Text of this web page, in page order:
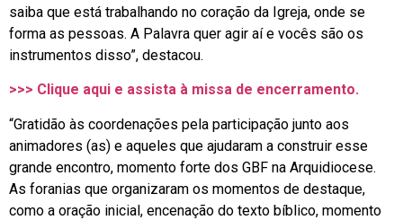
saiba que está trabalhando no coração da Igreja, onde se
forma as pessoas. A Palavra quer agir aí e vocês são os
instrumentos disso”, destacou.
>>> Clique aqui e assista à missa de encerramento.
“Gratidão às coordenações pela participação junto aos
animadores (as) e aqueles que ajudaram a construir esse
grande encontro, momento forte dos GBF na Arquidiocese.
As foranias que organizaram os momentos de destaque,
como a oração inicial, encenação do texto bíblico, momento